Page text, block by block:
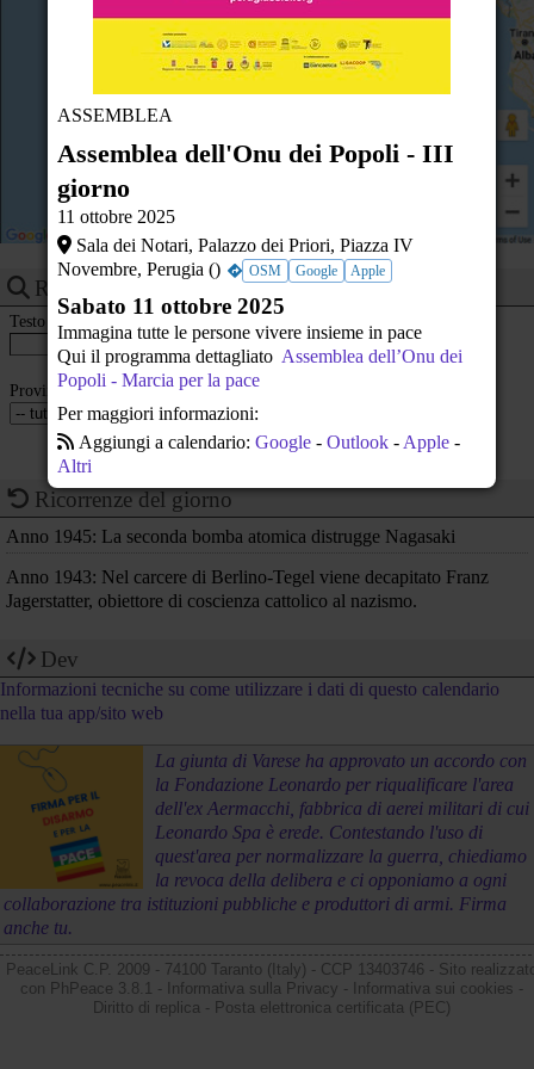
Ricerca eventi
Testo
Provincia
Ricorrenze del giorno
Anno 1945: La seconda bomba atomica distrugge Nagasaki
Anno 1943: Nel carcere di Berlino-Tegel viene decapitato Franz
Jagerstatter, obiettore di coscienza cattolico al nazismo.
Dev
Informazioni tecniche su come utilizzare i dati di questo calendario
nella tua app/sito web
La giunta di Varese ha approvato un accordo con
la Fondazione Leonardo per riqualificare l'area
dell'ex Aermacchi, fabbrica di aerei militari di cui
Leonardo Spa è erede. Contestando l'uso di
quest'area per normalizzare la guerra, chiediamo
la revoca della delibera e ci opponiamo a ogni
collaborazione tra istituzioni pubbliche e produttori di armi. Firma
anche tu.
PeaceLink C.P. 2009 - 74100 Taranto (Italy) - CCP 13403746 - Sito
con PhPeace 3.8.1 - Informativa sulla Privacy - Informativa sui cookies -
Diritto di replica- Posta elettronica certificata (PEC)
ASSEMBLEA
Assemblea dell'Onu dei Popoli - III
giorno
11 ottobre 2025
Sala dei Notari, Palazzo dei Priori, Piazza IV
Novembre, Perugia ()
OSM Google Apple
Sabato 11 ottobre 2025
Immagina tutte le persone vivere insieme in pace
Qui il programma dettagliato Assemblea dell’Onu dei
Popoli - Marcia per la pace
Per maggiori informazioni:
Aggiungi a calendario: Google- Outlook- Apple-
Altri